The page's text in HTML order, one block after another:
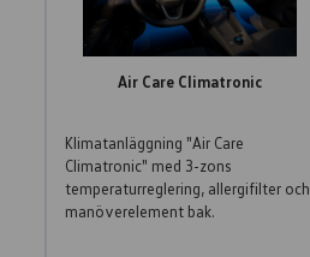
Air Care Climatronic
Klimatanläggning "Air Care
Climatronic" med 3-zons
temperaturreglering, allergifilter och
manöverelement bak.